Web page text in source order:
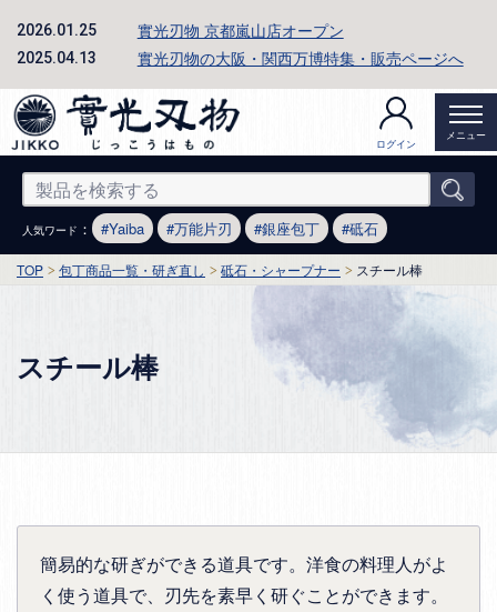
2026.01.25 實光刃物 京都嵐山店オープン
2025.04.13 實光刃物の大阪・関西万博特集・販売ページへ
ログイン
メニュー
人気ワード ： Yaiba 万能片刃 銀座包丁 砥石
TOP 包丁商品一覧・研ぎ直し 砥石・シャープナー スチール棒
スチール棒
簡易的な研ぎができる道具です。洋食の料理人がよ
く使う道具で、刃先を素早く研ぐことができます。